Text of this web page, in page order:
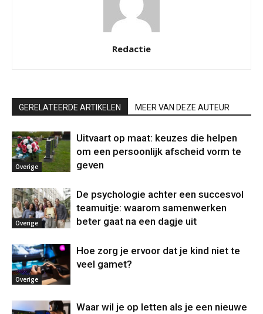
Redactie
GERELATEERDE ARTIKELEN MEER VAN DEZE AUTEUR
Overige
Uitvaart op maat: keuzes die helpen
om een persoonlijk afscheid vorm te
geven
Overige
De psychologie achter een succesvol
teamuitje: waarom samenwerken
beter gaat na een dagje uit
Overige
Hoe zorg je ervoor dat je kind niet te
veel gamet?
Waar wil je op letten als je een nieuwe